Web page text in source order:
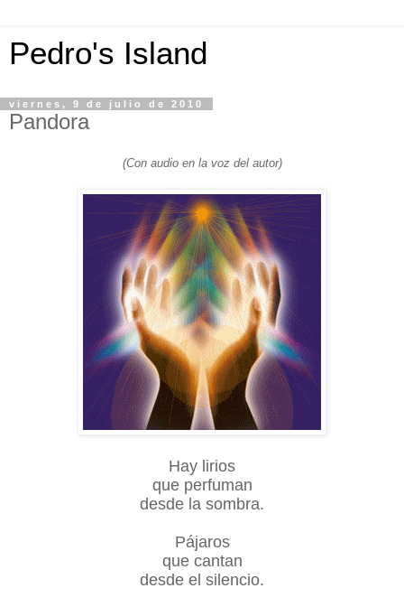
Pedro's Island
viernes, 9 de julio de 2010
Pandora
(Con audio en la voz del autor)
Hay lirios
que perfuman
desde la sombra.
Pájaros
que cantan
desde el silencio.